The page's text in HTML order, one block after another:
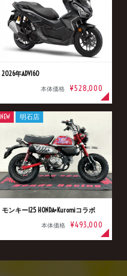
2026年ADV160
本体価格 ¥528,000
モンキー125 HONDA×Kuromiコラボ
本体価格 ¥493,000
NEW 明石店